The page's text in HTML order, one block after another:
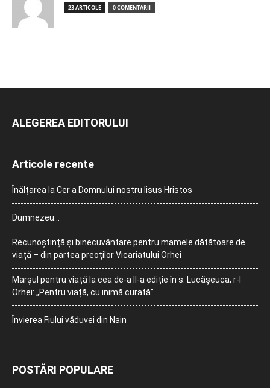
23 ARTICOLE 0 COMENTARII
ALEGEREA EDITORULUI
Articole recente
Înălțarea la Cer a Domnului nostru Iisus Hristos
Dumnezeu…
Recunoștință și binecuvântare pentru mamele dătătoare de
viață – din partea preoților Vicariatului Orhei
Marșul pentru viață la cea de-a II-a ediție în s. Lucășeuca, r-l
Orhei: „Pentru viață, cu inimă curată”
Învierea Fiului văduvei din Nain
POSTĂRI POPULARE